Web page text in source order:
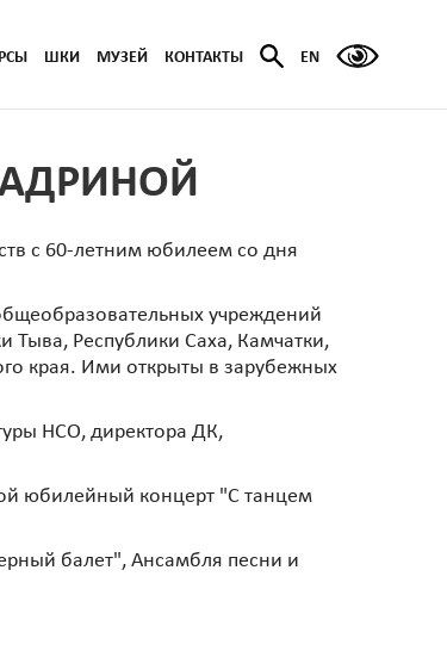
ШКИ МУЗЕЙ КОНТАКТЫ EN
с 60-летним юбилеем со дня
учреждений
Тыва, Республики Саха, Камчатки,
края. Ими открыты в зарубежных
НСО, директора ДК,
юбилейный концерт "С танцем
балет", Ансамбля песни и